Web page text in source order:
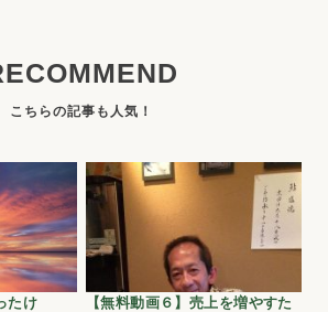
たけ
【無料動画６】売上を増やすた